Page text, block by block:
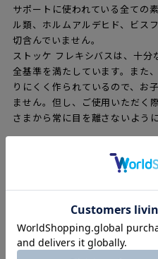
サポートに使われている全ての
ル類、ホルムアルデヒド、ビス
切含んでいません。
ストッケ フレキシバスは、十
全基準を満たしています。また
りにくく作られているので、お
ません。但し、ご使用いただく
さまから常に目を離さないよう